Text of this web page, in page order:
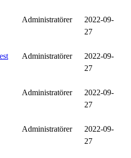
Administratörer
2022-09-
27
Administratörer
2022-09-
27
Administratörer
2022-09-
27
Administratörer
2022-09-
27